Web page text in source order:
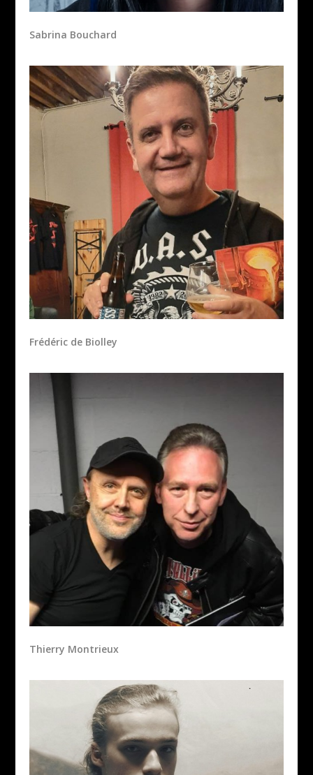
Sabrina Bouchard
Frédéric de Biolley
Thierry Montrieux